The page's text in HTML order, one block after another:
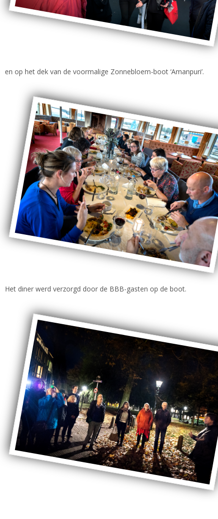
en op het dek van de voormalige Zonnebloem-boot ‘Amanpuri’.
Het diner werd verzorgd door de BBB-gasten op de boot.